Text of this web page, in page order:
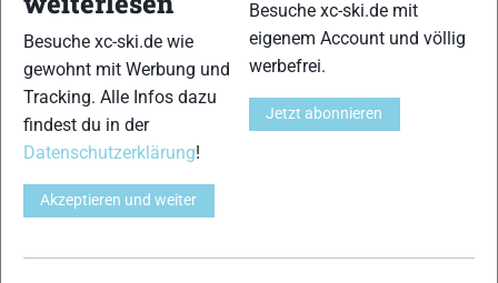
Besuche xc-ski.de wie
gewohnt mit Werbung und
Tracking. Alle Infos dazu
findest du in der
Datenschutzerklärung!
Akzeptieren und weiter
Besuche xc-ski.de mit
eigenem Account und völlig
werbefrei.
Jetzt abonnieren